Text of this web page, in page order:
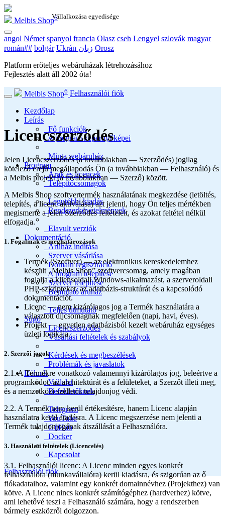
Vállalkozása egyedisége
Melbis Shop6
angol Német spanyol francia Olasz cseh Lengyel szlovák magyar
román## bolgár Ukrán زبان Orosz
Platform erőteljes webáruházak létrehozásához
Fejlesztés alatt áll 2002 óta!
Melbis Shop6 Felhasználói fiók
Kezdőlap
Leírás
Fő funkciók
A program képernyőképei
Minta webáruház
Program
Árak és licencek
Telepítőcsomagok
Legutóbbi kiadás
Rendszerkövetelmények
Elavult verziók
Dokumentáció
Áruház indítása
Szerver vásárlása
Domain regisztráció
A program telepítése
Szerver telepítése
Bemutató áruház
Teljes útmutató
Súgó
Licencszerződés
Vásárlási feltételek és szabályok
Kérdések és megbeszélések
Problémák és javaslatok
Rólunk
Vállalat
Befektetőknek
Telegram
YouTube
GitHub
Docker
Kapcsolat
Felhasználói fiók
Licencszerződés
Jelen Licencszerződés (a továbbiakban — Szerződés) jogilag
kötelező erejű megállapodás Ön (a továbbiakban — Felhasználó) és
a Melbis projekt (a továbbiakban — Szerző) között.
A Melbis Shop szoftvertermék használatának megkezdése (letöltés,
telepítés, a licenc aktiválása) azt jelenti, hogy Ön teljes mértékben
megismerte a jelen Szerződés feltételeit, és azokat feltétel nélkül
elfogadja.
1. Fogalmak és meghatározások
Termék (Szoftver) — az elektronikus kereskedelemhez
készült „Melbis Shop” szoftvercsomag, amely magában
foglalja a kliensoldali Windows-alkalmazást, a szerveroldali
PHP-szkripteket, az adatbázis-struktúrát és a kapcsolódó
dokumentációt.
Licenc — nem kizárólagos jog a Termék használatára a
választott díjcsomagnak megfelelően (napi, havi, éves).
Projekt — egyetlen adatbázisból kezelt webáruház egységes
üzleti logikája.
2. Szerzői jogok
2.1. A Termékre vonatkozó valamennyi kizárólagos jog, beleértve a
programkódot, az architektúrát és a felületeket, a Szerzőt illeti meg,
és a nemzetközi szellemi tulajdonjog védi.
2.2. A Termék nem kerül értékesítésre, hanem Licenc alapján
használatra kerül átadásra. A Licenc megszerzése nem jelenti a
Termék tulajdonjogának átszállását a Felhasználóra.
3. Használati feltételek (Licencelés)
3.1. Felhasználói licenc: A Licenc minden egyes konkrét
felhasználóra (munkavállalóra) kerül kiadásra, és szigorúan az ő
fiókadataihoz, valamint egy konkrét domainnévhez (Projekthez) van
kötve. A Licenc nincs konkrét számítógéphez (hardverhez) kötve,
ami lehetővé teszi a Felhasználó számára, hogy a rendszerben
bármely eszközről dolgozzon.